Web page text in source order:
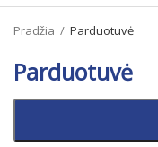
Pradžia / Parduotuvė
Parduotuvė